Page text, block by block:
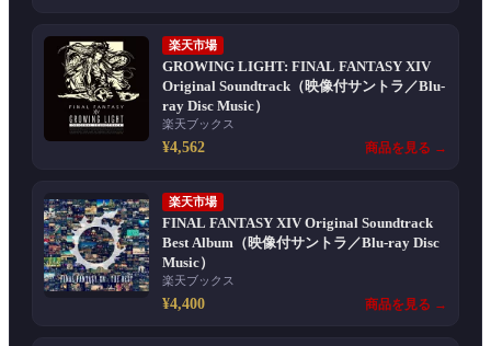
楽天市場
GROWING LIGHT: FINAL FANTASY XIV
Original Soundtrack（映像付サントラ／Blu-
ray Disc Music）
楽天ブックス
¥4,562 商品を見る →
楽天市場
FINAL FANTASY XIV Original Soundtrack
Best Album（映像付サントラ／Blu-ray Disc
Music）
楽天ブックス
¥4,400 商品を見る →